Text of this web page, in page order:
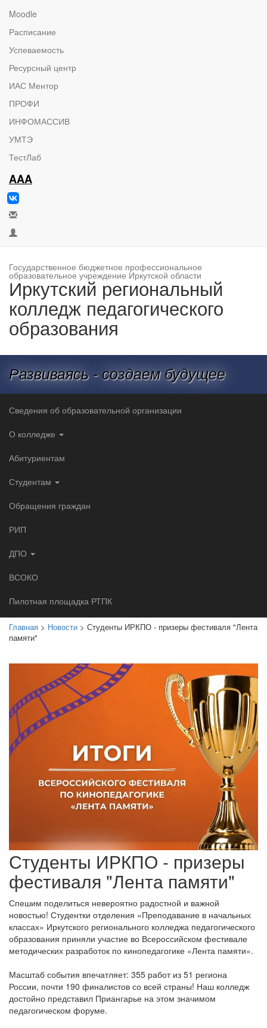
Moodle
Расписание
Успеваемость
Ресурсный центр
ИАС Ментор
ПРОФИ
ИНФОМАССИВ
УМТЭ
ТестЛаб
AAA
Государственное бюджетное профессиональное
образовательное учреждение Иркутской области
Иркутский региональный
колледж педагогического
образования
Развиваясь - создаем будущее
Сведения об образовательной организации
О колледже
Абитуриентам
Студентам
Обращения граждан
РИП
ДПО
ВСОКО
Пилотная площадка РТПК
Главная > Новости > Студенты ИРКПО - призеры фестиваля "Лента
памяти"
Студенты ИРКПО - призеры
фестиваля "Лента памяти"
Спешим поделиться невероятно радостной и важной
новостью! Студентки отделения «Преподавание в начальных
классах» Иркутского регионального колледжа педагогического
образования приняли участие во Всероссийском фестивале
методических разработок по кинопедагогике «Лента памяти».
Масштаб события впечатляет: 355 работ из 51 региона
России, почти 190 финалистов со всей страны! Наш колледж
достойно представил Приангарье на этом значимом
педагогическом форуме.